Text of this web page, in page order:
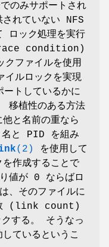
のみサポートされ
されていない NFS
ロック処理を実行
(race condition)
ファイルを使用
ルロックを実現
ートしているかに
移植性のある方法
と名前の重なら
名と PID を組み
(2)
を使用して
作成することで
値が 0 ならばロ
、そのファイルに
数 (link count)
する。 そうなっ
ているというこ